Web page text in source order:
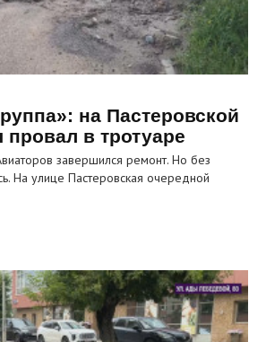
на Пастеровской
провал в тротуаре
завершился ремонт. Но без
На улице Пастеровская очередной